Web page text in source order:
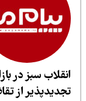
سبز در بازار
از